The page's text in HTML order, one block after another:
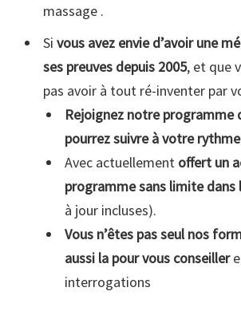
massage .
Si vous avez envie d’avoir une
ses preuves depuis 2005, et que
pas avoir à tout ré-inventer par
Rejoignez notre programme
pourrez suivre à votre rythme
Avec actuellement offert un
programme sans limite dans
à jour incluses).
Vous n’êtes pas seul nos
aussi la pour vous conseiller
interrogations